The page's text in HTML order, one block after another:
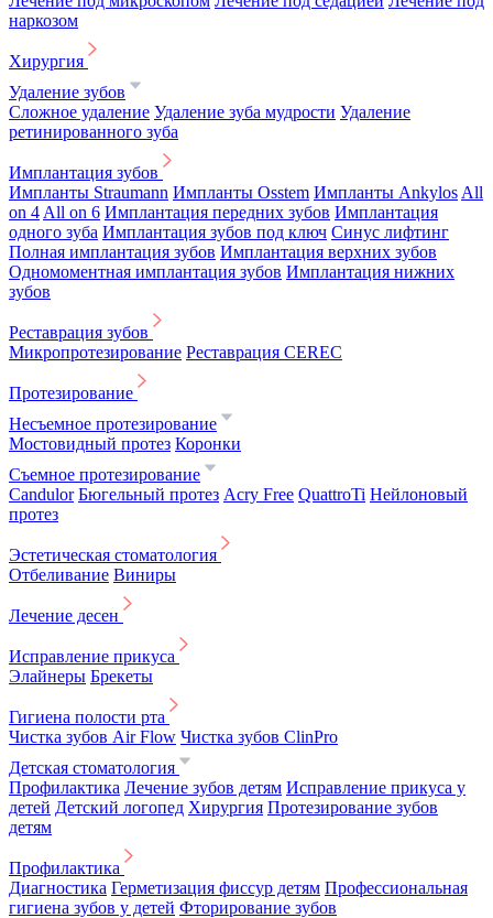
наркозом
Хирургия
Удаление зубов
Сложное удаление Удаление зуба мудрости Удаление
ретинированного зуба
Имплантация зубов
Импланты Straumann Импланты Osstem Импланты Ankylos All
on 4 All on 6 Имплантация передних зубов Имплантация
одного зуба Имплантация зубов под ключ Синус лифтинг
Полная имплантация зубов Имплантация верхних зубов
Одномоментная имплантация зубов Имплантация нижних
зубов
Реставрация зубов
Микропротезирование Реставрация CEREC
Протезирование
Несъемное протезирование
Мостовидный протез Коронки
Съемное протезирование
Candulor Бюгельный протез Acry Free QuattroTi Нейлоновый
протез
Эстетическая стоматология
Отбеливание Виниры
Лечение десен
Исправление прикуса
Элайнеры Брекеты
Гигиена полости рта
Чистка зубов Air Flow Чистка зубов ClinPro
Детская стоматология
Профилактика Лечение зубов детям Исправление прикуса у
детей Детский логопед Хирургия Протезирование зубов
детям
Профилактика
Диагностика Герметизация фиссур детям Профессиональная
гигиена зубов у детей Фторирование зубов